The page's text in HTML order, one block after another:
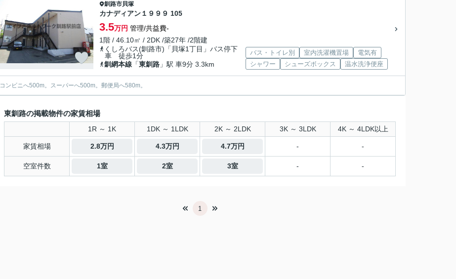
釧路市貝塚
カナディアン１９９９ 105
3.5万円 管理/共益費-
1階 / 46.10㎡ / 2DK /築27年 /2階建
くしろバス(釧路市)「貝塚1丁目」バス停下
車 徒歩1分
釧網本線 「東釧路 」駅 車9分 3.3km
バス・トイレ別 室内洗濯機置場
電気有
シャワー
シューズボックス 温水洗浄便座
コンビニへ500m。スーパーへ500m。郵便局へ580m。
東釧路の掲載物件の家賃相場
1R ～ 1K 1DK ～ 1LDK 2K ～ 2LDK 3K ～ 3LDK 4K ～ 4LDK以上
家賃相場 2.8万円 4.3万円 4.7万円 - -
空室件数 1室 2室 3室 - -
1